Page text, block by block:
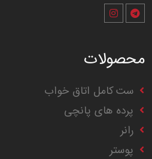
محصولات
ست کامل اتاق خواب
پرده های پانچی
رانر
پوستر